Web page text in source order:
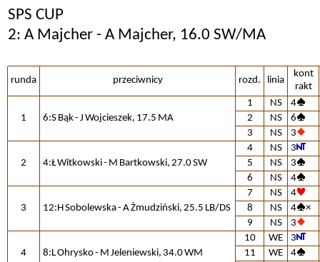
SPS CUP
2: A Majcher - A Majcher, 16.0 SW/MA
runda przeciwnicy rozd. linia
kont
rakt
1 6:S Bąk - J Wojcieszek, 17.5 MA
1 NS
4
2
NS
6
3
NS 3
2 4:Ł Witkowski - M Bartkowski, 27.0 SW
4 NS
3
5
NS
3
6
NS 4
3 12:H Sobolewska - A Żmudziński, 25.5 LB/DS
7 NS
4
8
NS 4
×
9
NS 3
4 8:L Ohrysko - M Jeleniewski, 34.0 WM
10 WE
3
11
WE
4